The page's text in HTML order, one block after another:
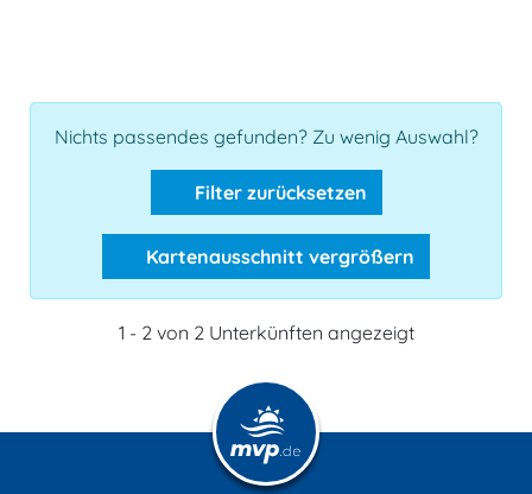
Nichts passendes gefunden? Zu wenig Auswahl?
Filter zurücksetzen
Kartenausschnitt vergrößern
1 - 2 von 2 Unterkünften angezeigt